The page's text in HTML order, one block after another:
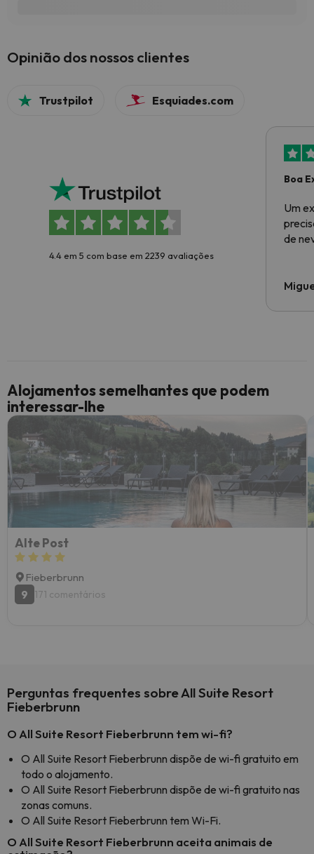
Opinião dos nossos clientes
Trustpilot Esquiades.com
4.4 em 5 com base em 2239 avaliações
Boa
Um
de
Alojamentos semelhantes que podem
interessar-lhe
Alte Post
Fieberbrunn
9
171 comentários
Perguntas frequentes sobre All Suite Resort
Fieberbrunn
O All Suite Resort Fieberbrunn tem wi-fi?
O All Suite Resort Fieberbrunn dispõe de wi-fi gratuito em
todo o alojamento.
O All Suite Resort Fieberbrunn dispõe de wi-fi gratuito nas
zonas comuns.
O All Suite Resort Fieberbrunn tem Wi-Fi.
O All Suite Resort Fieberbrunn aceita animais de